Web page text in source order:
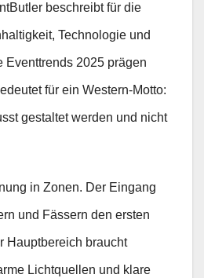
beschreibt für die
Technologie und
Eventtrends 2025 prägen
für ein Western-Motto:
gestaltet werden und nicht
in Zonen. Der Eingang
und Fässern den ersten
Hauptbereich braucht
Lichtquellen und klare